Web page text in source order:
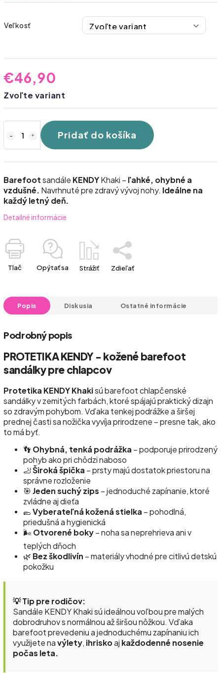
Veľkosť
€46,90
Zvoľte variant
Pridať do košíka
Barefootsandále KENDYKhaki – ľahké, ohybné a
vzdušné. Navrhnuté pre zdravý vývoj nohy. Ideálne na
každý letný deň.
Detailné informácie
Tlač Opýtať sa Strážiť Zdieľať
Popis Diskusia Ostatné informácie
Podrobný popis
PROTETIKA KENDY - kožené barefoot
sandálky pre chlapcov
Protetika KENDY Khakisú barefoot chlapčenské
sandálky v zemitých farbách, ktoré spájajú praktický dizajn
so zdravým pohybom. Vďaka tenkej podrážke a širšej
prednej časti sa nožička vyvíja prirodzene – presne tak, ako
to má byť.
👣Ohybná, tenká podrážka – podporuje prirodzený
pohyb ako pri chôdzi naboso
🦶Široká špička – prsty majú dostatok priestoru na
správne rozloženie
🎯 Jeden suchý zips – jednoduché zapínanie, ktoré
zvládne aj dieťa
🥿Vyberateľná kožená stielka – pohodlná,
priedušná a hygienická
🌬️Otvorené boky– noha sa neprehrieva ani v
teplých dňoch
🌿 Bez škodlivín – materiály vhodné pre citlivú detskú
pokožku
💡 Tip pre rodičov:
Sandále KENDY Khaki sú ideálnou voľbou pre malých
dobrodruhov s normálnou až širšou nôžkou. Vďaka
barefoot prevedeniu a jednoduchému zapínaniu ich
využijete navýlety, ihriskoaj každodenné nosenie
počas leta.